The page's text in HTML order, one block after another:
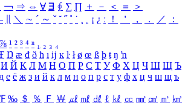
￢ ⇒ ⇔ ∀ ∃ ∮ ∑ ∏ ＋ － ＜ ＝
＞
＼ ∼ ´ ～ ˇ ˘ ˝ ˚ ˙ ¸ ¡ ¿ ː ！ ＇ ， ． ／
：
⅞ ¹ ² ³ ⁴ ⁿ ₁ ₂ ₃ ₄
Ŋ æ đ ð ħ ı ĳ ĸ ŀ ł ø œ ß þ ŧ ŋ ŉ
И Й К Л М Н О П Р С Т У Ф Х Ц Ч Ш Щ Ъ
е ё ж з и й к л м н о п р с т у ф х ц ч ш щ ъ
‰ ＄ ％ Ｆ ￦ ㎕ ㎖ ㎗ ℓ ㎘ ㏄ ㎣ ㎤ ㎥ ㎦